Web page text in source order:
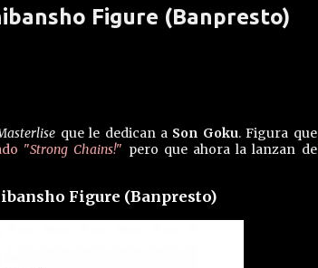
Figure (Banpresto)
que le dedican a Son Goku. Figura que
"Strong Chains!" pero que ahora la lanzan de
Figure (Banpresto)